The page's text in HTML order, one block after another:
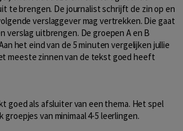
te brengen. De journalist schrijft de zin op en
verslaggever mag vertrekken. Die gaat
verslag uitbrengen. De groepen A en B
het eind van de 5 minuten vergelijken jullie
meeste zinnen van de tekst goed heeft
goed als afsluiter van een thema. Het spel
groepjes van minimaal 4-5 leerlingen.